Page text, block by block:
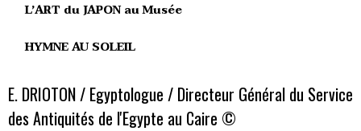
L’ART du JAPON au Musée
HYMNE AU SOLEIL
E. DRIOTON / Egyptologue / Directeur Général du Service
des Antiquités de l'Egypte au Caire ©